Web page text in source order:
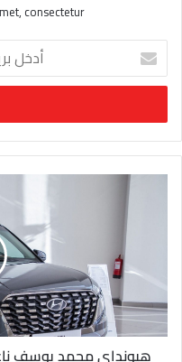
consectetur.
خ
ب
ر
ي
د
ت
ر
هيونداي محمد يوسف